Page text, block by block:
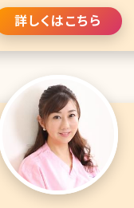
詳しくはこちら